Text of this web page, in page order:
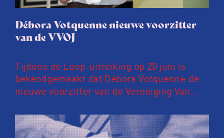
Débora Votquenne nieuwe voorzitter
van de VVOJ
Tijdens de Loep-uitreiking op 20 juni is
bekendgemaakt dat Débora Votquenne de
nieuwe voorzitter van de Vereniging Van
de Vos op, die 10 jaar lang de
voorzittershamer hanteerde.